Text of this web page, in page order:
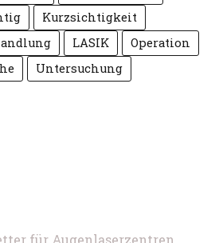
Kurzsichtigkeit
LASIK
Operation
Untersuchung
für Augenlaserzentren